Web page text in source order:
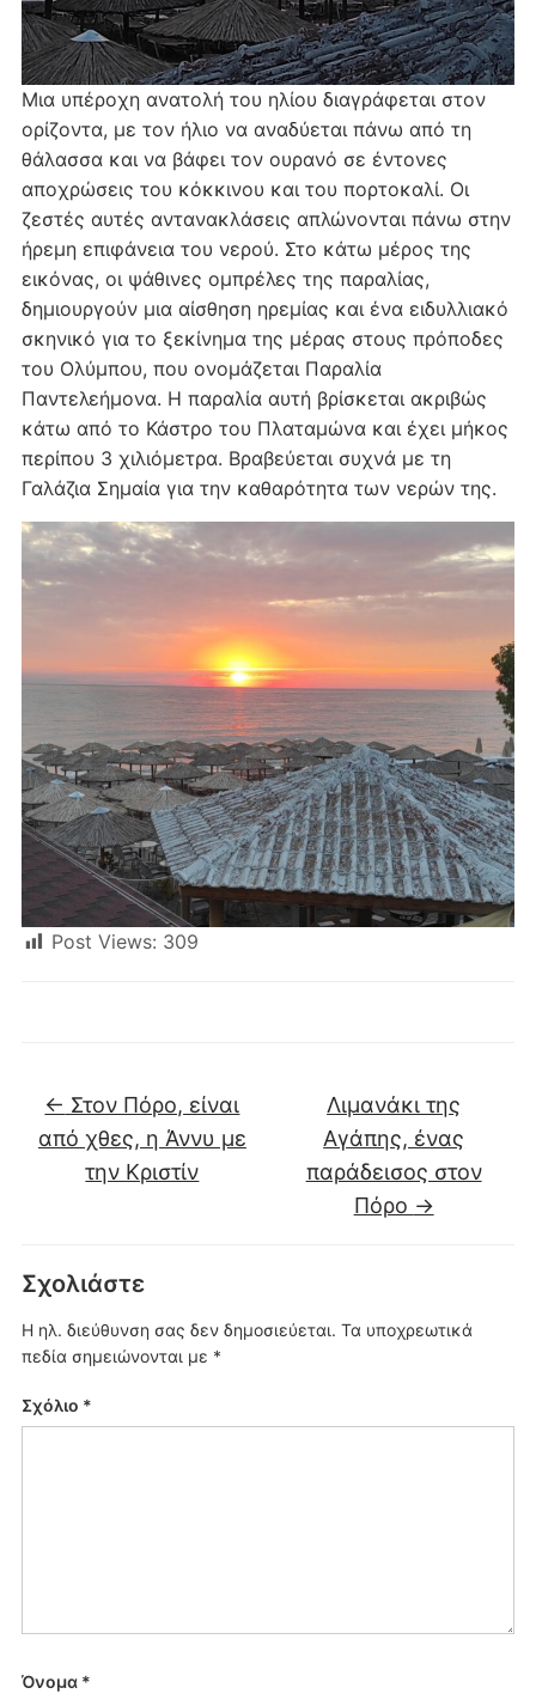
Μια υπέροχη ανατολή του ηλίου διαγράφεται στον
ορίζοντα, με τον ήλιο να αναδύεται πάνω από τη
θάλασσα και να βάφει τον ουρανό σε έντονες
αποχρώσεις του κόκκινου και του πορτοκαλί. Οι
ζεστές αυτές αντανακλάσεις απλώνονται πάνω στην
ήρεμη επιφάνεια του νερού. Στο κάτω μέρος της
εικόνας, οι ψάθινες ομπρέλες της παραλίας,
δημιουργούν μια αίσθηση ηρεμίας και ένα ειδυλλιακό
σκηνικό για το ξεκίνημα της μέρας στους πρόποδες
του Ολύμπου, που ονομάζεται Παραλία
Παντελεήμονα. Η παραλία αυτή βρίσκεται ακριβώς
κάτω από το Κάστρο του Πλαταμώνα και έχει μήκος
περίπου 3 χιλιόμετρα. Βραβεύεται συχνά με τη
Γαλάζια Σημαία για την καθαρότητα των νερών της.
Post Views: 309
← Στον Πόρο, είναι
από χθες, η Άννυ με
την Κριστίν
Λιμανάκι της
Αγάπης, ένας
παράδεισος στον
Πόρο →
Σχολιάστε
Η ηλ. διεύθυνση σας δεν δημοσιεύεται. Τα υποχρεωτικά
πεδία σημειώνονται με *
Σχόλιο *
Όνομα *